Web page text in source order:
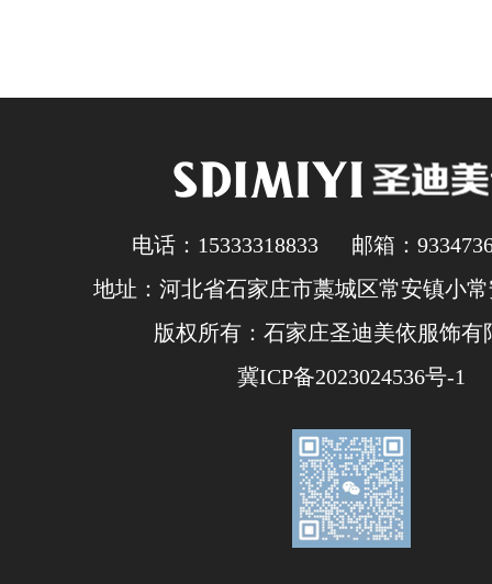
电话：15333318833 邮箱：
地址：河北省石家庄市藁城区常安镇小
版权所有：石家庄圣迪美依服饰有
冀ICP备2023024536号-1